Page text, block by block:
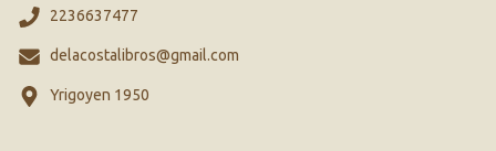
2236637477
delacostalibros@gmail.com
Yrigoyen 1950